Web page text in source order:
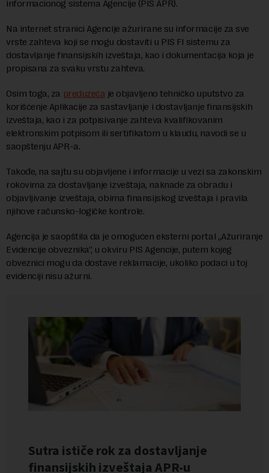
informacionog sistema Agencije (PIS APR).
Na internet stranici Agencije ažurirane su informacije za sve
vrste zahteva koji se mogu dostaviti u PIS FI sistemu za
dostavljanje finansijskih izveštaja, kao i dokumentacija koja je
propisana za svaku vrstu zahteva.
Osim toga, za preduzeća je objavljeno tehničko uputstvo za
korišćenje Aplikacije za sastavljanje i dostavljanje finansijskih
izveštaja, kao i za potpisivanje zahteva kvalifikovanim
elektronskim potpisom ili sertifikatom u klaudu, navodi se u
saopštenju APR-a.
Takođe, na sajtu su objavljene i informacije u vezi sa zakonskim
rokovima za dostavljanje izveštaja, naknade za obradu i
objavljivanje izveštaja, obima finansijskog izveštaja i pravila
njihove računsko-logičke kontrole.
Agencija je saopštila da je omogućen eksterni portal „Ažuriranje
Evidencije obveznika“, u okviru PIS Agencije, putem kojeg
obveznici mogu da dostave reklamacije, ukoliko podaci u toj
evidenciji nisu ažurni.